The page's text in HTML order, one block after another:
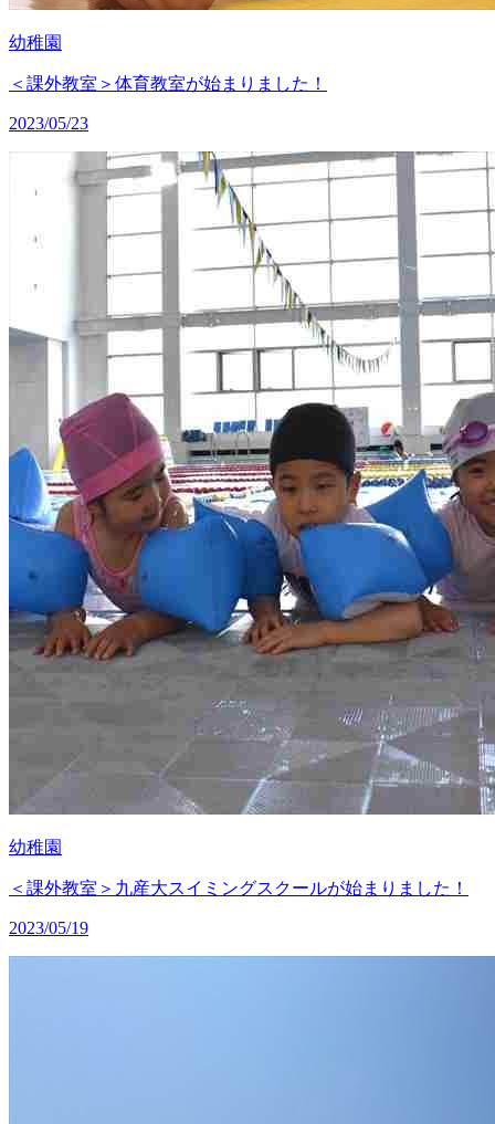
幼稚園
＜課外教室＞体育教室が始まりました！
2023/05/23
幼稚園
＜課外教室＞九産大スイミングスクールが始まりました！
2023/05/19